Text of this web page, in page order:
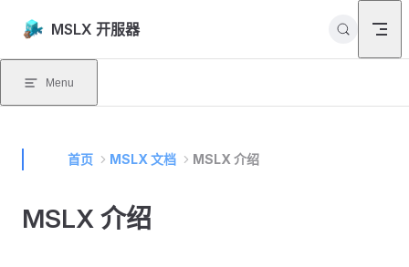
Skip to content
MSLX 开服器
Menu
首页 MSLX 文档 MSLX 介绍
MSLX 介绍